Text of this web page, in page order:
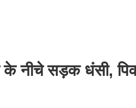
के नीचे सड़क धंसी,